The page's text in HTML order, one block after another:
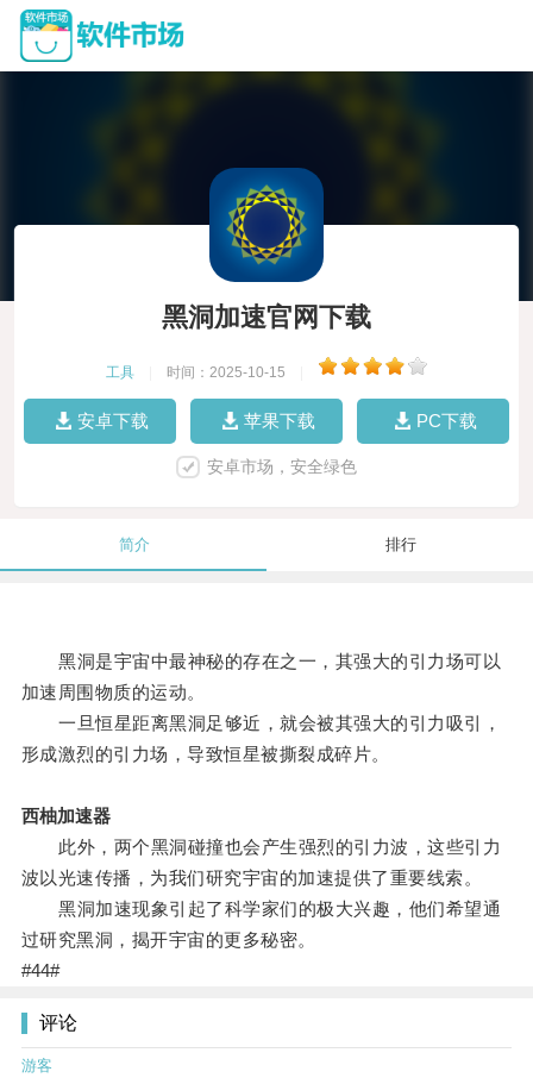
黑洞加速官网下载
工具 时间：2025-10-15
安卓下载 苹果下载 PC下载
安卓市场，安全绿色
简介 排行
黑洞是宇宙中最神秘的存在之一，其强大的引力场可以
加速周围物质的运动。
一旦恒星距离黑洞足够近，就会被其强大的引力吸引，
形成激烈的引力场，导致恒星被撕裂成碎片。
西柚加速器
此外，两个黑洞碰撞也会产生强烈的引力波，这些引力
波以光速传播，为我们研究宇宙的加速提供了重要线索。
黑洞加速现象引起了科学家们的极大兴趣，他们希望通
过研究黑洞，揭开宇宙的更多秘密。
#44#
评论
游客